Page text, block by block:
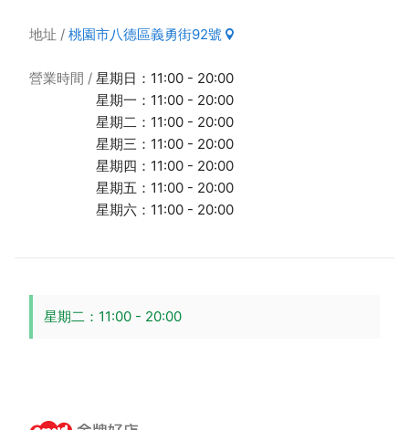
地址 桃園市八德區義勇街92號
營業時間
星期日：11:00 - 20:00
星期一：11:00 - 20:00
星期二：11:00 - 20:00
星期三：11:00 - 20:00
星期四：11:00 - 20:00
星期五：11:00 - 20:00
星期六：11:00 - 20:00
星期二：11:00 - 20:00